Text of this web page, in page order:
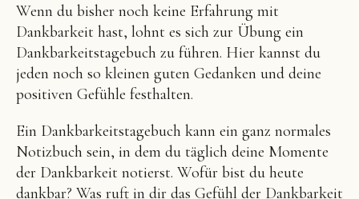
Wenn du bisher noch keine Erfahrung mit
Dankbarkeit hast, lohnt es sich zur Übung ein
Dankbarkeitstagebuch zu führen. Hier kannst du
jeden noch so kleinen guten Gedanken und deine
positiven Gefühle festhalten.
Ein Dankbarkeitstagebuch kann ein ganz normales
Notizbuch sein, in dem du täglich deine Momente
der Dankbarkeit notierst. Wofür bist du heute
dankbar? Was ruft in dir das Gefühl der Dankbarkeit